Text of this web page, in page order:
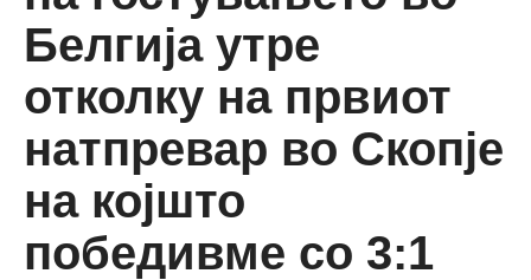
Белгија утре
отколку на првиот
натпревар во Скопје
на којшто
победивме со 3:1